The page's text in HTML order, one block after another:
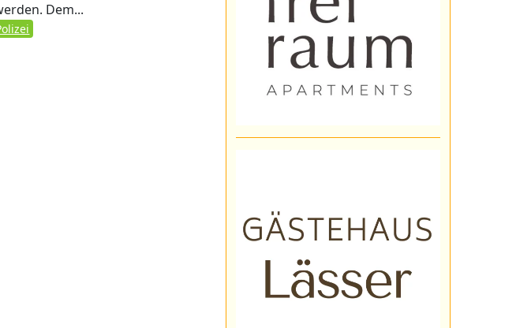
Dem...